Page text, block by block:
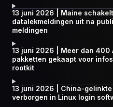
13 juni 2026 | Maine
datalekmeldingen uit na
meldingen
13 juni 2026 | Meer dan 400
pakketten gekaapt voor
rootkit
13 juni 2026 | China-
verborgen in Linux login